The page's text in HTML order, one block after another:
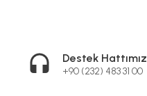
Destek Hattımız
+90 (232) 483 31 00